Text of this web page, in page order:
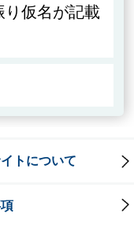
仮名が記載
トについて